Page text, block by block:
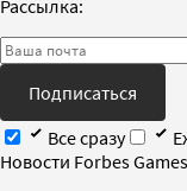
Рассылка:
Подписаться
Все сразу
Новости Forbes Games